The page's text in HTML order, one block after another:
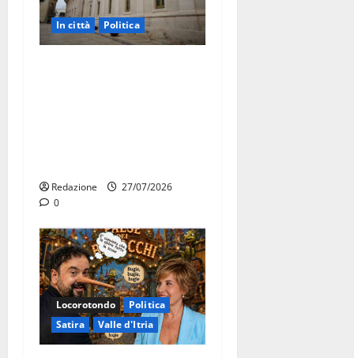
In città Politica
Redazione
27/07/2026
0
Locorotondo
Politica
Satira
Valle d'Itria